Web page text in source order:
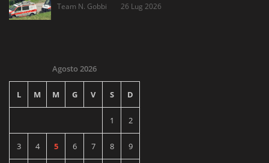
Team N. Gobbi 26 Lug 2026
Agosto 2026
L M M G V S D
1 2
3 4 5 6 7 8 9